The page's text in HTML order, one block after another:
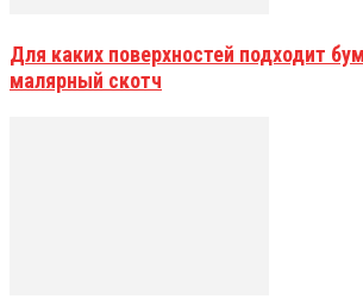
Для каких поверхностей подходит
малярный скотч